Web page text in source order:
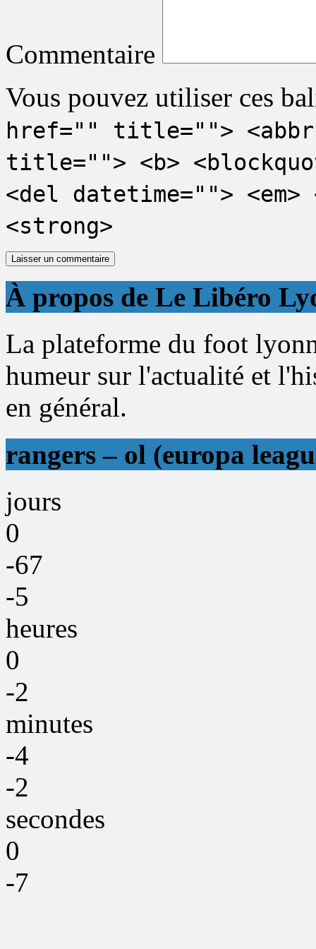
Commentaire
Vous pouvez utiliser ces
href="" title="">
title=""> <b>
<del datetime="">
<strong>
À propos de Le Libéro
La plateforme du foot
humeur sur l'actualité et
en général.
rangers – ol (europa
jours
0
-67
-5
heures
0
-2
minutes
-4
-2
secondes
0
-7